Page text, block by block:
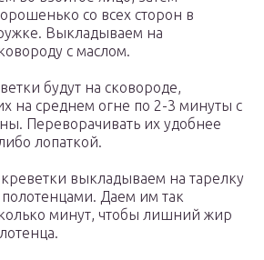
со всех сторон в
Выкладываем на
с маслом.
будут на сковороде,
на среднем огне по 2-3 минуты с
Переворачивать их удобнее
лопаткой.
выкладываем на тарелку
Даем им так
минут, чтобы лишний жир